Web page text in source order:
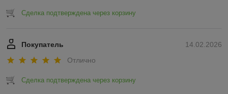
Сделка подтверждена через корзину
14.02.2026
Покупатель
Отлично
Сделка подтверждена через корзину